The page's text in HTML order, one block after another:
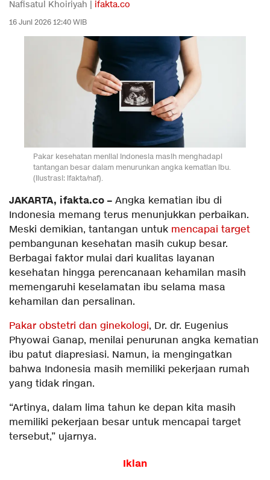
Nafisatul Khoiriyah | ifakta.co
16 Juni 2026 12:40 WIB
Pakar kesehatan menilai Indonesia masih menghadapi
tantangan besar dalam menurunkan angka kematian ibu.
(Ilustrasi: ifakta/naf).
JAKARTA, ifakta.co – Angka kematian ibu di
Indonesia memang terus menunjukkan perbaikan.
Meski demikian, tantangan untuk mencapai target
pembangunan kesehatan masih cukup besar.
Berbagai faktor mulai dari kualitas layanan
kesehatan hingga perencanaan kehamilan masih
memengaruhi keselamatan ibu selama masa
kehamilan dan persalinan.
Pakar obstetri dan ginekologi, Dr. dr. Eugenius
Phyowai Ganap, menilai penurunan angka kematian
ibu patut diapresiasi. Namun, ia mengingatkan
bahwa Indonesia masih memiliki pekerjaan rumah
yang tidak ringan.
“Artinya, dalam lima tahun ke depan kita masih
memiliki pekerjaan besar untuk mencapai target
tersebut,” ujarnya.
Iklan